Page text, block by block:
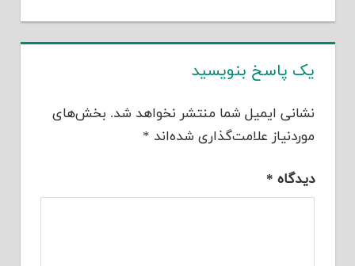
یک پاسخ بنویسید
نشانی ایمیل شما منتشر نخواهد شد. بخش‌های
موردنیاز علامت‌گذاری شده‌اند *
دیدگاه *